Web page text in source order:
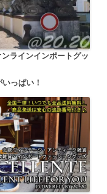
ラインインポートグッ
っぱい！